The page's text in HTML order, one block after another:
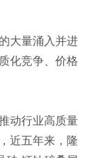
大量涌入并进
化竞争、价格
动行业高质量
近五年来，隆